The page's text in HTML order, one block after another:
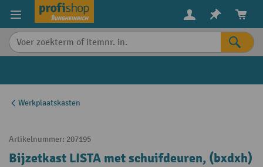
content
Werkplaatskasten
Artikelnummer: 207195
Bijzetkast LISTA met schuifdeuren, (bxdxh)